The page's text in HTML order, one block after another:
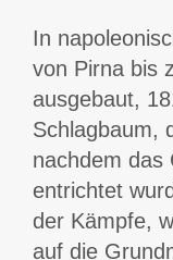
In
von Pirna bis
ausgebaut,
Schlagbaum,
nachdem das
entrichtet
der Kämpfe,
auf die